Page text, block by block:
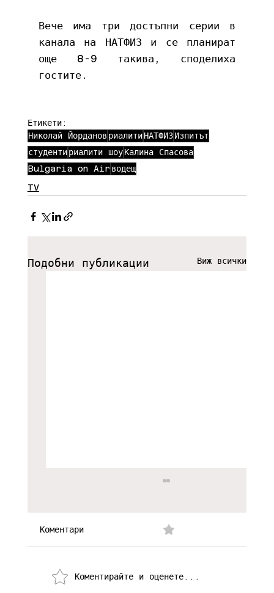
Вече има три достъпни серии в
канала на НАТФИЗ и се планират
още 8-9 такива, споделиха
гостите.
Етикети:
Николай Йорданов риалити НАТФИЗ Изпитът
студенти риалити шоу Калина Спасова
Bulgaria on Air водещ
TV
Подобни публикации Виж всички
Коментари
Коментирайте и оценете...